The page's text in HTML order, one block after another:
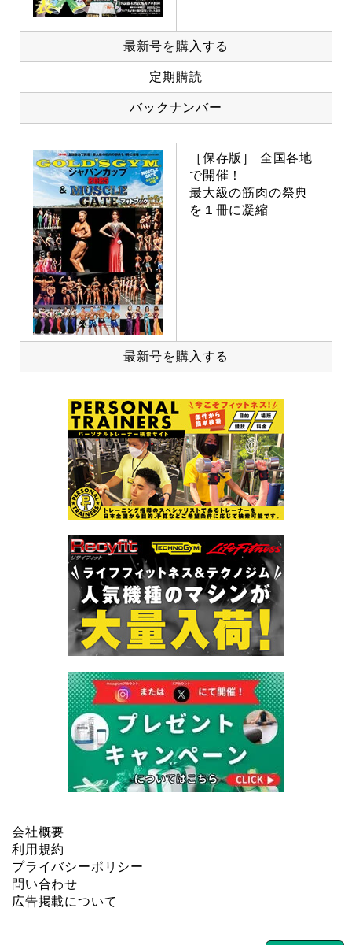
最新号を購入する
定期購読
バックナンバー
［保存版］ 全国各地
で開催！
最大級の筋肉の祭典
を１冊に凝縮
最新号を購入する
会社概要
利用規約
プライバシーポリシー
問い合わせ
広告掲載について